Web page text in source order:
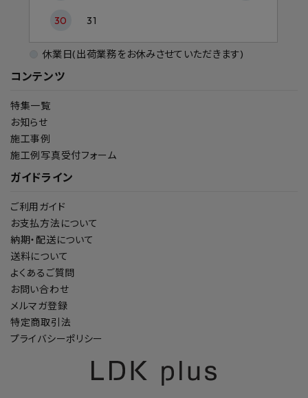
コンテンツ
特集一覧
お知らせ
施工事例
施工例写真受付フォーム
ガイドライン
ご利用ガイド
お支払方法について
納期・配送について
送料について
よくあるご質問
お問い合わせ
メルマガ登録
特定商取引法
プライバシーポリシー
30 31
休業日(出荷業務をお休みさせていただきます)